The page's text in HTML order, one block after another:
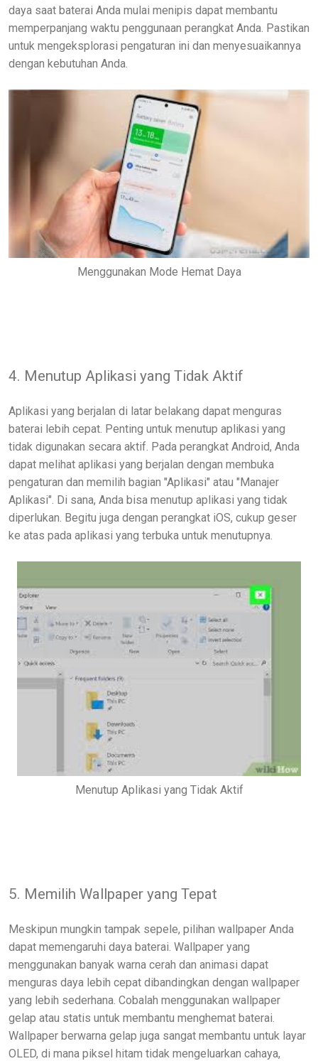
daya saat baterai Anda mulai menipis dapat membantu
memperpanjang waktu penggunaan perangkat Anda. Pastikan
untuk mengeksplorasi pengaturan ini dan menyesuaikannya
dengan kebutuhan Anda.
Menggunakan Mode Hemat Daya
4. Menutup Aplikasi yang Tidak Aktif
Aplikasi yang berjalan di latar belakang dapat menguras
baterai lebih cepat. Penting untuk menutup aplikasi yang
tidak digunakan secara aktif. Pada perangkat Android, Anda
dapat melihat aplikasi yang berjalan dengan membuka
pengaturan dan memilih bagian "Aplikasi" atau "Manajer
Aplikasi". Di sana, Anda bisa menutup aplikasi yang tidak
diperlukan. Begitu juga dengan perangkat iOS, cukup geser
ke atas pada aplikasi yang terbuka untuk menutupnya.
Menutup Aplikasi yang Tidak Aktif
5. Memilih Wallpaper yang Tepat
Meskipun mungkin tampak sepele, pilihan wallpaper Anda
dapat memengaruhi daya baterai. Wallpaper yang
menggunakan banyak warna cerah dan animasi dapat
menguras daya lebih cepat dibandingkan dengan wallpaper
yang lebih sederhana. Cobalah menggunakan wallpaper
gelap atau statis untuk membantu menghemat baterai.
Wallpaper berwarna gelap juga sangat membantu untuk layar
OLED, di mana piksel hitam tidak mengeluarkan cahaya,